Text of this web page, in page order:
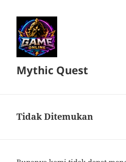
Mythic Quest
Tidak Ditemukan